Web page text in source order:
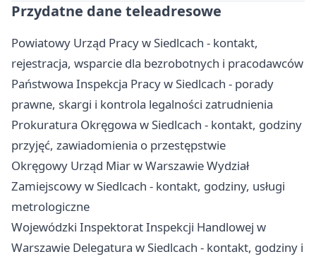
Przydatne dane teleadresowe
Powiatowy Urząd Pracy w Siedlcach - kontakt,
rejestracja, wsparcie dla bezrobotnych i pracodawców
Państwowa Inspekcja Pracy w Siedlcach - porady
prawne, skargi i kontrola legalności zatrudnienia
Prokuratura Okręgowa w Siedlcach - kontakt, godziny
przyjęć, zawiadomienia o przestępstwie
Okręgowy Urząd Miar w Warszawie Wydział
Zamiejscowy w Siedlcach - kontakt, godziny, usługi
metrologiczne
Wojewódzki Inspektorat Inspekcji Handlowej w
Warszawie Delegatura w Siedlcach - kontakt, godziny i